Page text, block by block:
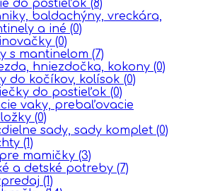
do postieľok (8)
baldachýny, vreckára,
a iné (0)
(0)
s mantinelom (7)
hniezdočka, kokony (0)
do kočíkov, kolísok (0)
do postieľok (0)
vaky, prebaľovacie
(0)
sady, sady komplet (0)
(1)
mamičky (3)
a detské potreby (7)
(1)